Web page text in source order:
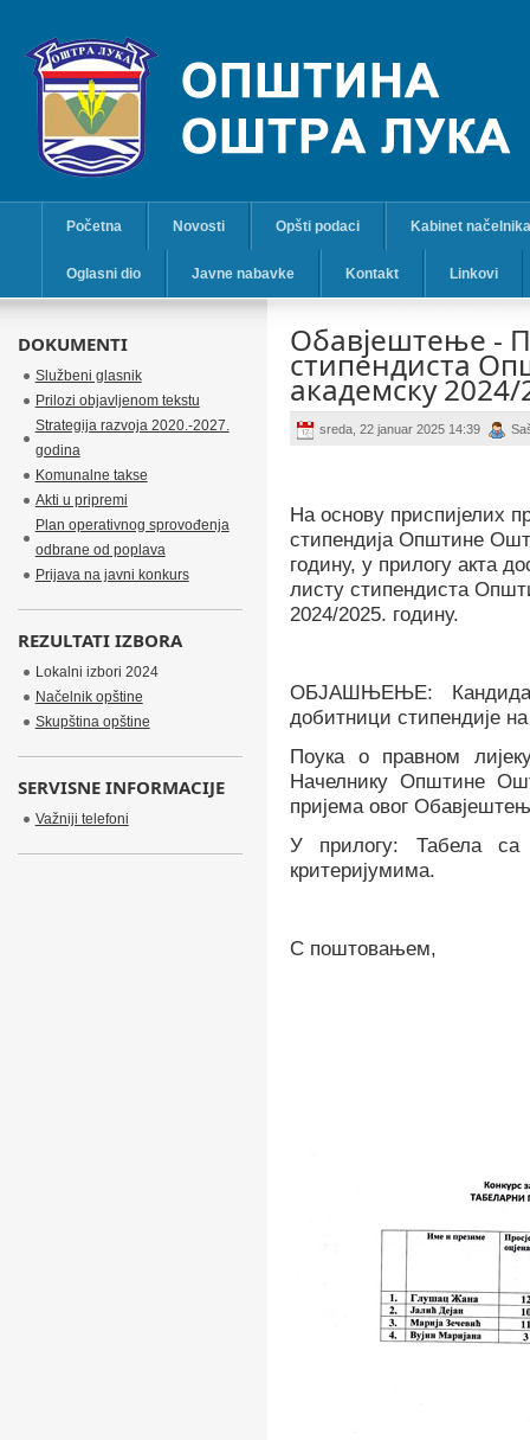
Početna Novosti Opšti podaci Kabinet načelnika
Oglasni dio Javne nabavke Kontakt Linkovi
Обавјештење -
стипендиста
академску
sreda, 22 januar 2025 14:39
На основу приспијелих
стипендија Општине
годину, у прилогу акта
листу стипендиста
2024/2025. годину.
ОБЈАШЊЕЊЕ:
добитници стипендије
Поука о правном
Начелнику Општине
пријема овог
У прилогу: Табела са
критеријумима.
С поштовањем,
DOKUMENTI
Službeni glasnik
Prilozi objavljenom tekstu
Strategija razvoja 2020.-2027.
godina
Komunalne takse
Akti u pripremi
Plan operativnog sprovođenja
odbrane od poplava
Prijava na javni konkurs
REZULTATI IZBORA
Lokalni izbori 2024
Načelnik opštine
Skupština opštine
SERVISNE INFORMACIJE
Važniji telefoni